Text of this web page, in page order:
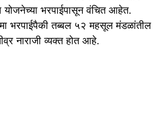
योजनेच्या भरपाईपासून वंचित आहेत.
भरपाईपैकी तब्बल ५२ महसूल मंडळांतील
नाराजी व्यक्त होत आहे.